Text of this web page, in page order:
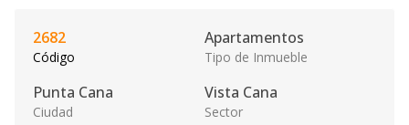
2682
Código
Apartamentos
Tipo de Inmueble
Punta Cana
Ciudad
Vista Cana
Sector